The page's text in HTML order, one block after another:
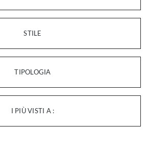
STILE
TIPOLOGIA
I PIÙ VISTI A :